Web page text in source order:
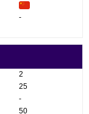
-
2
25
-
50